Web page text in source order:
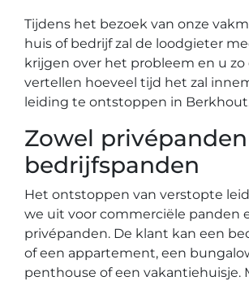
Tijdens het bezoek van onze
huis of bedrijf zal de loodgieter
krijgen over het probleem en u
vertellen hoeveel tijd het zal
leiding te ontstoppen in
Zowel
bedrijfspanden
Het ontstoppen van verstopte
we uit voor commerciële panden
privépanden. De klant kan een
of een appartement, een
penthouse of een vakantiehuisje.